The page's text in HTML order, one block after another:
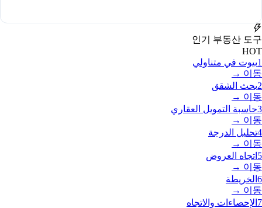
인기 부동산 도구
HOT
1بيوت في متناولي
이동 →
2بحث الشقق
이동 →
3حاسبة التمويل العقاري
이동 →
4تحليل الدرجة
이동 →
5 اتجاه العروض
이동 →
6 الخريطة
이동 →
7 الإحصاءات والاتجاه